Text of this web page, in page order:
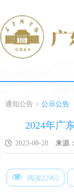
通知公告 > 公示公告
2024年广
2023-08-28 来源：
阅读22962